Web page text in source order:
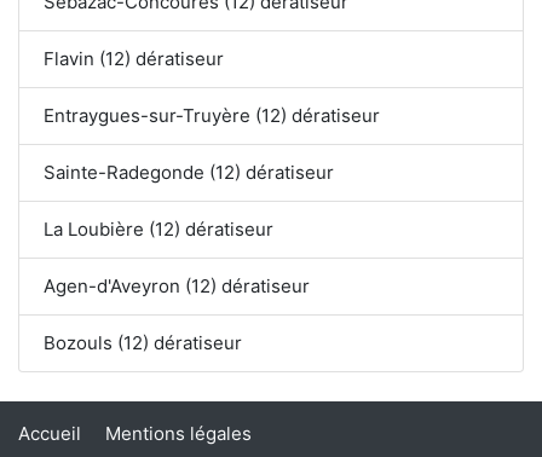
Flavin (12) dératiseur
Entraygues-sur-Truyère (12) dératiseur
Sainte-Radegonde (12) dératiseur
La Loubière (12) dératiseur
Agen-d'Aveyron (12) dératiseur
Bozouls (12) dératiseur
Accueil Mentions légales